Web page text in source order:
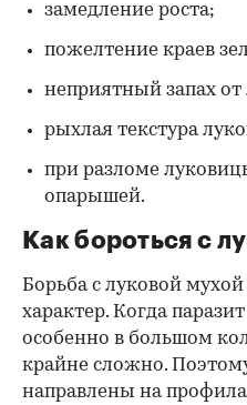
замедление роста;
пожелтение краев
неприятный запах от
рыхлая текстура
при разломе
опарышей.
Как бороться с
Борьба с луковой
характер. Когда
особенно в большом
крайне сложно.
направлены на